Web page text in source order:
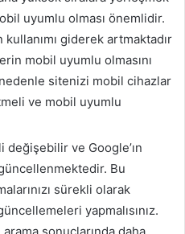
uyumlu olması önemlidir.
kullanımı giderek artmaktadır
mobil uyumlu olmasını
sitenizi mobil cihazlar
ve mobil uyumlu
değişebilir ve Google’ın
Bu
sürekli olarak
yapmalısınız.